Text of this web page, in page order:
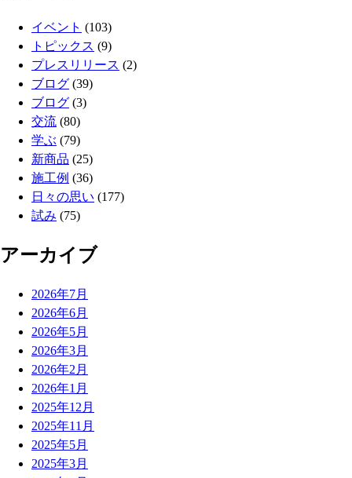
イベント (103)
トピックス (9)
プレスリリース (2)
ブログ (39)
ブログ (3)
交流 (80)
学ぶ (79)
新商品 (25)
施工例 (36)
日々の思い (177)
試み (75)
アーカイブ
2026年7月
2026年6月
2026年5月
2026年3月
2026年2月
2026年1月
2025年12月
2025年11月
2025年5月
2025年3月